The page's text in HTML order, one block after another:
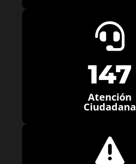

147
Atención
Ciudadana
